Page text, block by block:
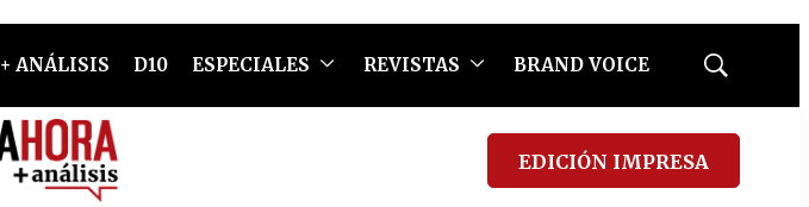
+ ANÁLISIS D10 ESPECIALES REVISTAS BRAND VOICE
Mostrar
EDICIÓN IMPRESA